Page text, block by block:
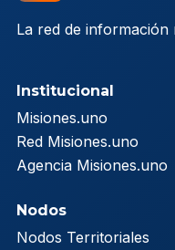
La red de información
Institucional
Misiones.uno
Red Misiones.uno
Agencia Misiones.uno
Nodos
Nodos Territoriales